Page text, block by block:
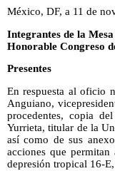
México, DF, a 11 de
Integrantes de la
Honorable Congreso
Presentes
En respuesta al oficio
Anguiano,
procedentes, copia
Yurrieta, titular de la
así como de sus
acciones que
depresión tropical 16-